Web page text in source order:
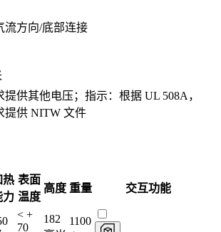
流方向/底部连接
提供其他电压；指示：根据 UL 508A，
提供 NITW 文件
热
力
表面
温度
高度 重量 交互功能
< +
70
182
1100